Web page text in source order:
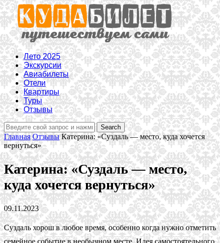
Лето 2025
Экскурсии
Авиабилеты
Отели
Квартиры
Туры
Отзывы
Главная Отзывы Катерина: «Суздаль — место, куда хочется
вернуться»
Катерина: «Суздаль — место,
куда хочется вернуться»
09.11.2023
Суздаль хорош в любое время, особенно когда нужно отметить